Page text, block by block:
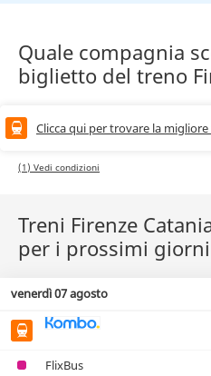
Quale compagnia
biglietto del treno
Clicca qui per trovare la
(1) Vedi condizioni
Treni Firenze
per i prossimi giorni
venerdì 07 agosto
FlixBus